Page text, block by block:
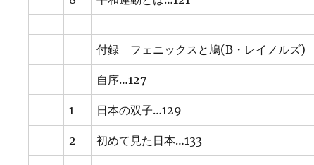
付録 フェニックスと鳩(B・レイノルズ)
自序…127
1 日本の双子…129
2 初めて見た日本…133